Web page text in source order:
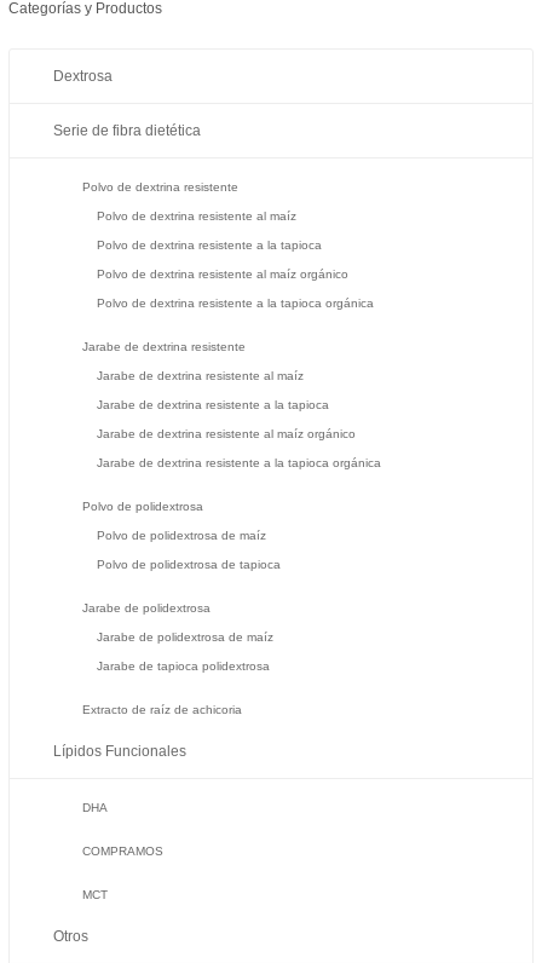
Categorías y Productos
Dextrosa
Serie de fibra dietética
Polvo de dextrina resistente
Polvo de dextrina resistente al maíz
Polvo de dextrina resistente a la tapioca
Polvo de dextrina resistente al maíz orgánico
Polvo de dextrina resistente a la tapioca orgánica
Jarabe de dextrina resistente
Jarabe de dextrina resistente al maíz
Jarabe de dextrina resistente a la tapioca
Jarabe de dextrina resistente al maíz orgánico
Jarabe de dextrina resistente a la tapioca orgánica
Polvo de polidextrosa
Polvo de polidextrosa de maíz
Polvo de polidextrosa de tapioca
Jarabe de polidextrosa
Jarabe de polidextrosa de maíz
Jarabe de tapioca polidextrosa
Extracto de raíz de achicoria
Lípidos Funcionales
DHA
COMPRAMOS
MCT
Otros